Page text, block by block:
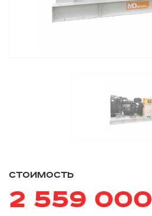
стоимость
2 559 000